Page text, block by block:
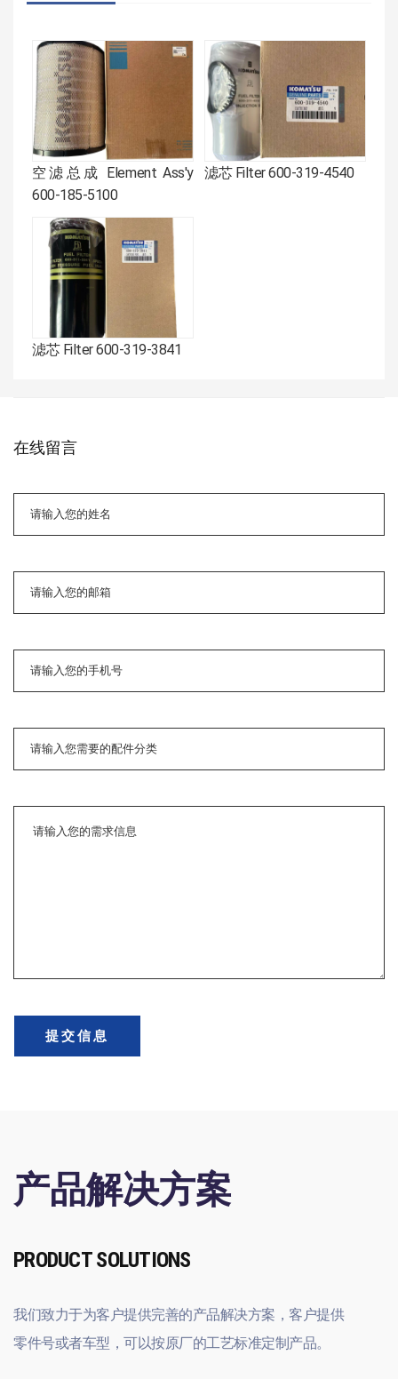
空滤总成 Element Ass'y
600-185-5100
滤芯 Filter 600-319-4540
滤芯 Filter 600-319-3841
在线留言
提交信息
产品解决方案
PRODUCT SOLUTIONS
我们致力于为客户提供完善的产品解决方案，客户提供
零件号或者车型，可以按原厂的工艺标准定制产品。